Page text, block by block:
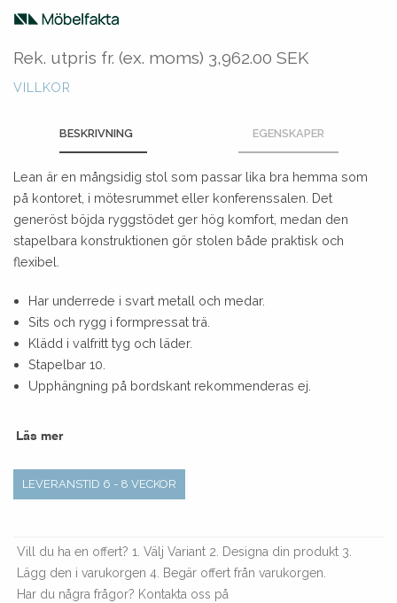
Rek. utpris fr. (ex. moms) 3,962.00 SEK
VILLKOR
BESKRIVNING EGENSKAPER
Lean är en mångsidig stol som passar lika bra hemma som
på kontoret, i mötesrummet eller konferenssalen. Det
generöst böjda ryggstödet ger hög komfort, medan den
stapelbara konstruktionen gör stolen både praktisk och
flexibel.
Har underrede i svart metall och medar.
Sits och rygg i formpressat trä.
Klädd i valfritt tyg och läder.
Stapelbar 10.
Upphängning på bordskant rekommenderas ej.
Läs mer
LEVERANSTID 6 - 8 VECKOR
Vill du ha en offert? 1. Välj Variant 2. Designa din produkt 3.
Lägg den i varukorgen 4. Begär offert från varukorgen.
Har du några frågor? Kontakta oss på